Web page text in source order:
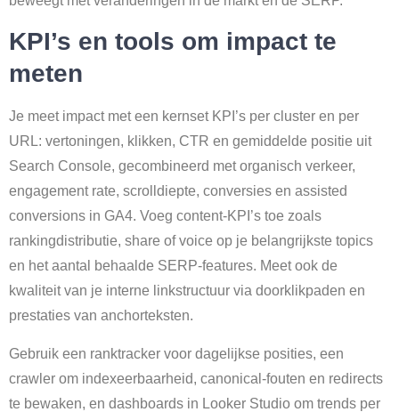
KPI’s en tools om impact te
meten
Je meet impact met een kernset KPI’s per cluster en per
URL: vertoningen, klikken, CTR en gemiddelde positie uit
Search Console, gecombineerd met organisch verkeer,
engagement rate, scrolldiepte, conversies en assisted
conversions in GA4. Voeg content-KPI’s toe zoals
rankingdistributie, share of voice op je belangrijkste topics
en het aantal behaalde SERP-features. Meet ook de
kwaliteit van je interne linkstructuur via doorklikpaden en
prestaties van anchorteksten.
Gebruik een ranktracker voor dagelijkse posities, een
crawler om indexeerbaarheid, canonical-fouten en redirects
te bewaken, en dashboards in Looker Studio om trends per